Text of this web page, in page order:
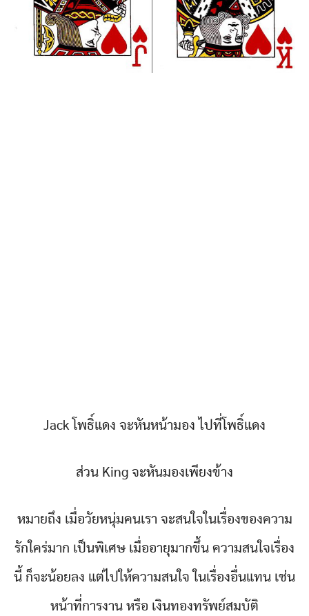
Jack โพธิ์แดง จะหันหน้ามอง ไปที่โพธิ์แดง
ส่วน King จะหันมองเพียงข้าง
หมายถึง เมื่อวัยหนุ่มคนเรา จะสนใจในเรื่องของความ
รักใคร่มาก เป็นพิเศษ เมื่ออายุมากขึ้น ความสนใจเรื่อง
นี้ ก็จะน้อยลง แต่ไปให้ความสนใจ ในเรื่องอื่นแทน เช่น
หน้าที่การงาน หรือ เงินทองทรัพย์สมบัติ